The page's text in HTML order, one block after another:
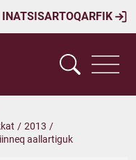
INATSISARTOQARFIK
/ 2013 /
aallartiguk